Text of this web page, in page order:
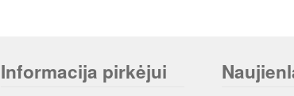
Informacija pirkėjui